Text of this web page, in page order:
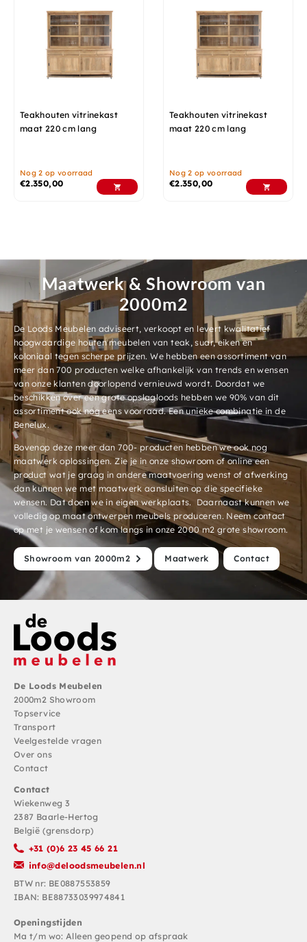
Teakhouten vitrinekast
maat 220 cm lang
Nog 2 op voorraad
€2.350,00
Teakhouten vitrinekast
maat 220 cm lang
Nog 2 op voorraad
€2.350,00
Maatwerk & Showroom van
2000m2
De Loods Meubelen adviseert, verkoopt en levert kwalitatief
hoogwaardige houten meubelen van teak, suar, eiken en
koloniaal tegen scherpe prijzen. We hebben een assortiment van
meer dan 700 producten welke afhankelijk van trends en wensen
van onze klanten doorlopend vernieuwd wordt. Doordat we
beschikken over een grote opslagloods hebben we 90% van dit
assortiment ook nog eens voorraad. Een unieke combinatie in de
Benelux.
Bovenop deze meer dan 700- producten hebben we ook nog
maatwerk oplossingen. Zie je in onze showroom of online een
product wat je graag in andere maatvoering wenst of afwerking
dan kunnen we met maatwerk aansluiten op die specifieke
wensen. Dat doen we in eigen werkplaats. Daarnaast kunnen we
volledig op maat ontwerpen meubels produceren. Neem contact
op met je wensen of kom langs in onze 2000 m2 grote showroom.
Showroom van 2000m2 Maatwerk Contact
De Loods Meubelen
2000m2 Showroom
Topservice
Transport
Veelgestelde vragen
Over ons
Contact
Contact
Wiekenweg 3
2387 Baarle-Hertog
België (grensdorp)
+31 (0)6 23 45 66 21
info@deloodsmeubelen.nl
BTW nr: BE0887553859
IBAN: BE88733039974841
Openingstijden
Ma t/m wo: Alleen geopend op afspraak